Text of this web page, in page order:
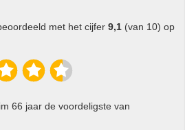
met het cijfer 9,1 (van 10) op
66 jaar de voordeligste van